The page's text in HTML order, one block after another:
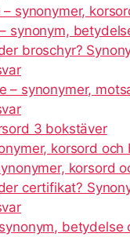
– synonymer,
synonym,
broschyr?
– synonymer,
3 bokstäver
korsord och
korsord
certifikat?
betydelse